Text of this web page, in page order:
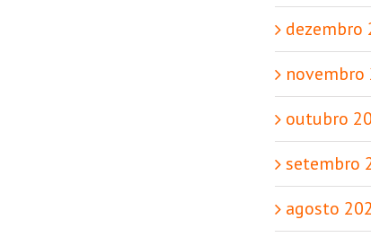
dezembro
novembro
outubro
setembro
agosto